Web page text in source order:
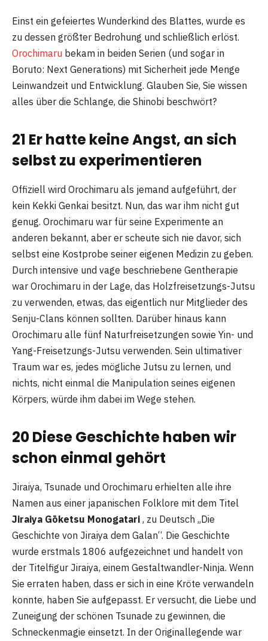
Einst ein gefeiertes Wunderkind des Blattes, wurde es
zu dessen größter Bedrohung und schließlich erlöst.
Orochimaru bekam in beiden Serien (und sogar in
Boruto: Next Generations) mit Sicherheit jede Menge
Leinwandzeit und Entwicklung. Glauben Sie, Sie wissen
alles über die Schlange, die Shinobi beschwört?
21 Er hatte keine Angst, an sich
selbst zu experimentieren
Offiziell wird Orochimaru als jemand aufgeführt, der
kein Kekki Genkai besitzt. Nun, das war ihm nicht gut
genug. Orochimaru war für seine Experimente an
anderen bekannt, aber er scheute sich nie davor, sich
selbst eine Kostprobe seiner eigenen Medizin zu geben.
Durch intensive und vage beschriebene Gentherapie
war Orochimaru in der Lage, das Holzfreisetzungs-Jutsu
zu verwenden, etwas, das eigentlich nur Mitglieder des
Senju-Clans können sollten. Darüber hinaus kann
Orochimaru alle fünf Naturfreisetzungen sowie Yin- und
Yang-Freisetzungs-Jutsu verwenden. Sein ultimativer
Traum war es, jedes mögliche Jutsu zu lernen, und
nichts, nicht einmal die Manipulation seines eigenen
Körpers, würde ihm dabei im Wege stehen.
20 Diese Geschichte haben wir
schon einmal gehört
Jiraiya, Tsunade und Orochimaru erhielten alle ihre
Namen aus einer japanischen Folklore mit dem Titel
Jiraiya Gōketsu Monogatari , zu Deutsch „Die
Geschichte von Jiraiya dem Galan“. Die Geschichte
wurde erstmals 1806 aufgezeichnet und handelt von
der Titelfigur Jiraiya, einem Gestaltwandler-Ninja. Wenn
Sie erraten haben, dass er sich in eine Kröte verwandeln
konnte, haben Sie aufgepasst. Er versucht, die Liebe und
Zuneigung der schönen Tsunade zu gewinnen, die
Schneckenmagie einsetzt. In der Originallegende war